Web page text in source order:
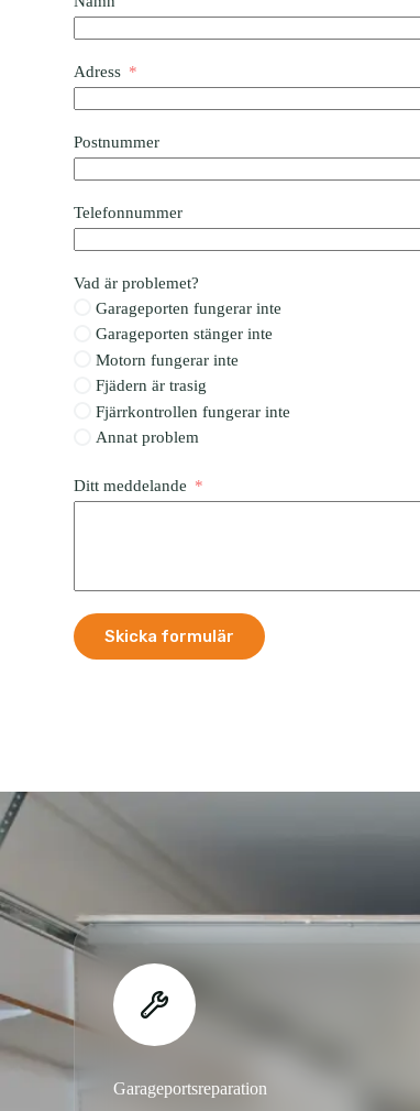
Adress
Postnummer
Telefonnummer
Vad är problemet?
Garageporten fungerar inte
Garageporten stänger inte
Motorn fungerar inte
Fjädern är trasig
Fjärrkontrollen fungerar inte
Annat problem
Ditt meddelande
Skicka formulär
Garageportsreparation